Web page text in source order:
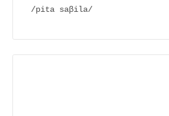
/pita saβila/